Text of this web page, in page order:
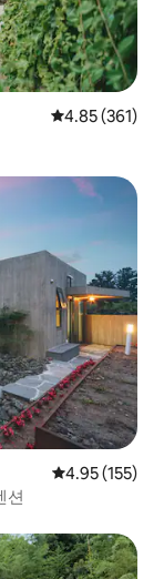
평점 4.85점(5
4.85 (361)
평점 4.95점(5
4.95 (155)
션